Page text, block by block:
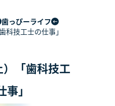
歯っぴーライフ
科技工士の仕事」
「歯科技工
」